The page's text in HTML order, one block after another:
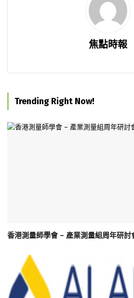
焦點時報
Trending Right Now!
香港測量師學會 – 產業測量組周年研討